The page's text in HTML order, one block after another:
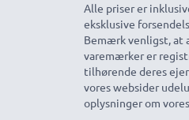
Alle priser er
eksklusive
Bemærk venligst, at
varemærker er
tilhørende deres
vores websider
oplysninger om